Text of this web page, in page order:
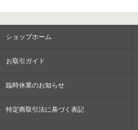
ショップホーム
お取引ガイド
臨時休業のお知らせ
特定商取引法に基づく表記